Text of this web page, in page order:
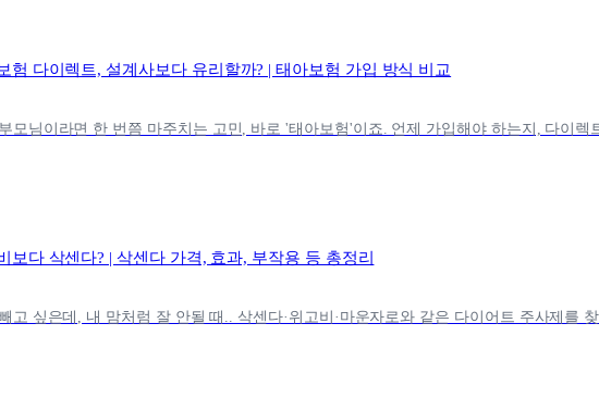
험 다이렉트, 설계사보다 유리할까? | 태아보험 가입 방식 비교
보다 삭센다? | 삭센다 가격, 효과, 부작용 등 총정리